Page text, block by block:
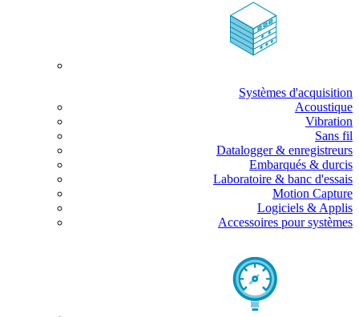
Systèmes d'acquisition
Acoustique
Vibration
Sans fil
Datalogger & enregistreurs
Embarqués & durcis
Laboratoire & banc d'essais
Motion Capture
Logiciels & Applis
Accessoires pour systèmes